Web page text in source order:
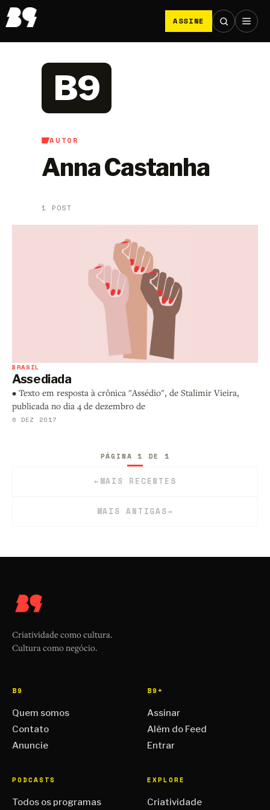
ASSINE
AUTOR
Anna Castanha
1 POST
B9
BRASIL
Assediada
• Texto em resposta à crônica "Assédio", de Stalimir Vieira,
publicada no dia 4 de dezembro de
6 DEZ 2017
←MAIS RECENTES
PÁGINA 1 DE 1
MAIS ANTIGAS→
Criatividade como cultura.
Cultura como negócio.
B9
Quem somos
Contato
Anuncie
B9+
Assinar
Além do Feed
Entrar
PODCASTS
Todos os programas
EXPLORE
Criatividade